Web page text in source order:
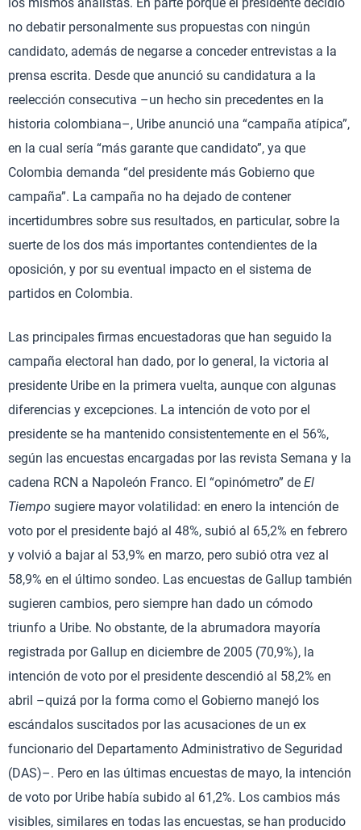
no debatir personalmente sus propuestas con ningún
candidato, además de negarse a conceder entrevistas a la
prensa escrita. Desde que anunció su candidatura a la
reelección consecutiva –un hecho sin precedentes en la
historia colombiana–, Uribe anunció una “campaña atípica”,
en la cual sería “más garante que candidato”, ya que
Colombia demanda “del presidente más Gobierno que
campaña”. La campaña no ha dejado de contener
incertidumbres sobre sus resultados, en particular, sobre la
suerte de los dos más importantes contendientes de la
oposición, y por su eventual impacto en el sistema de
partidos en Colombia.
Las principales firmas encuestadoras que han seguido la
campaña electoral han dado, por lo general, la victoria al
presidente Uribe en la primera vuelta, aunque con algunas
diferencias y excepciones. La intención de voto por el
presidente se ha mantenido consistentemente en el 56%,
según las encuestas encargadas por las revista Semana y la
cadena RCN a Napoleón Franco. El “opinómetro” de El
Tiempo sugiere mayor volatilidad: en enero la intención de
voto por el presidente bajó al 48%, subió al 65,2% en febrero
y volvió a bajar al 53,9% en marzo, pero subió otra vez al
58,9% en el último sondeo. Las encuestas de Gallup también
sugieren cambios, pero siempre han dado un cómodo
triunfo a Uribe. No obstante, de la abrumadora mayoría
registrada por Gallup en diciembre de 2005 (70,9%), la
intención de voto por el presidente descendió al 58,2% en
abril –quizá por la forma como el Gobierno manejó los
escándalos suscitados por las acusaciones de un ex
funcionario del Departamento Administrativo de Seguridad
(DAS)–. Pero en las últimas encuestas de mayo, la intención
de voto por Uribe había subido al 61,2%. Los cambios más
visibles, similares en todas las encuestas, se han producido